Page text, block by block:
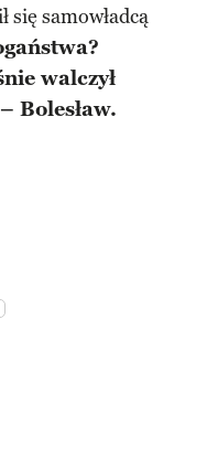
się samowładcą
walczył
Bolesław.